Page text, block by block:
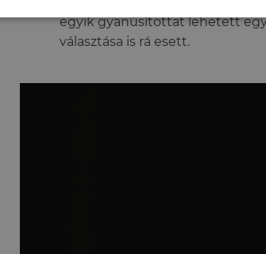
egyik gyanúsítottat lehetett
választása is rá esett.